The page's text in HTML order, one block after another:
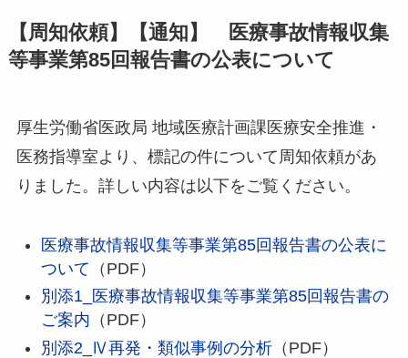
【周知依頼】【通知】 医療事故情報収集
等事業第85回報告書の公表について
厚生労働省医政局 地域医療計画課医療安全推進・
医務指導室より、標記の件について周知依頼があ
りました。詳しい内容は以下をご覧ください。
医療事故情報収集等事業第85回報告書の公表に
ついて （PDF）
別添1_医療事故情報収集等事業第85回報告書の
ご案内 （PDF）
別添2_Ⅳ再発・類似事例の分析（PDF）